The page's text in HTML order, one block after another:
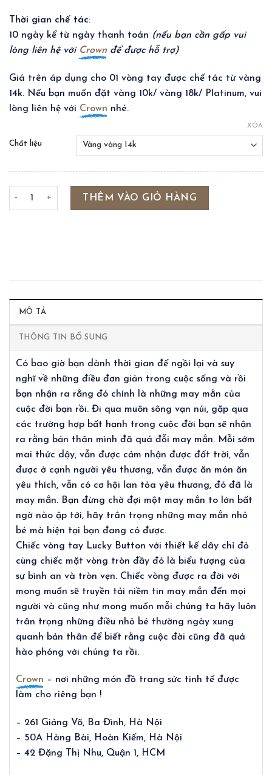
Thời gian chế tác:
10 ngày kể từ ngày thanh toán (nếu bạn cần gấp vui
lòng liên hệ với Crownđể được hỗ trợ)
Giá trên áp dụng cho 01 vòng tay được chế tác từ vàng
14k. Nếu bạn muốn đặt vàng 10k/ vàng 18k/ Platinum, vui
lòng liên hệ với Crown nhé.
Chất liệu
XÓA
LUCKY BUTTON BRACELET số lượng
THÊM VÀO GIỎ HÀNG
MÔ TẢ
THÔNG TIN BỔ SUNG
Có bao giờ bạn dành thời gian để ngồi lại và suy
nghĩ về những điều đơn giản trong cuộc sống và rồi
bạn nhận ra rằng đó chính là những may mắn của
cuộc đời bạn rồi. Đi qua muôn sông vạn núi, gặp qua
các trường hợp bất hạnh trong cuộc đời bạn sẽ nhận
ra rằng bản thân mình đã quá đỗi may mắn. Mỗi sớm
mai thức dậy, vẫn được cảm nhận được đất trời, vẫn
được ở cạnh người yêu thương, vẫn được ăn món ăn
yêu thích, vẫn có cơ hội lan tỏa yêu thương, đó đã là
may mắn. Bạn đừng chờ đợi một may mắn to lớn bất
ngờ nào ập tới, hãy trân trọng những may mắn nhỏ
bé mà hiện tại bạn đang có được.
Chiếc vòng tay Lucky Button với thiết kế dây chỉ đỏ
cùng chiếc mặt vòng tròn đầy đó là biểu tượng của
sự bình an và tròn vẹn. Chiếc vòng được ra đời với
mong muốn sẽ truyền tải niềm tin may mắn đến mọi
người và cũng như mong muốn mỗi chúng ta hãy luôn
trân trọng những điều nhỏ bé thường ngày xung
quanh bản thân để biết rằng cuộc đời cũng đã quá
hào phóng với chúng ta rồi.
Crown – nơi những món đồ trang sức tinh tế được
làm cho riêng bạn !
– 261 Giảng Võ, Ba Đình, Hà Nội
– 50A Hàng Bài, Hoàn Kiếm, Hà Nội
– 42 Đặng Thị Nhu, Quận 1, HCM